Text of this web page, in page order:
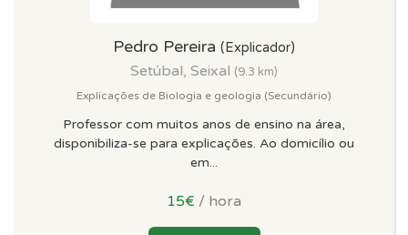
Pedro Pereira (Explicador)
Setúbal, Seixal (9.3 km)
Explicações de Biologia e geologia (Secundário)
Professor com muitos anos de ensino na área,
disponibiliza-se para explicações. Ao domicílio ou
em...
15€ / hora